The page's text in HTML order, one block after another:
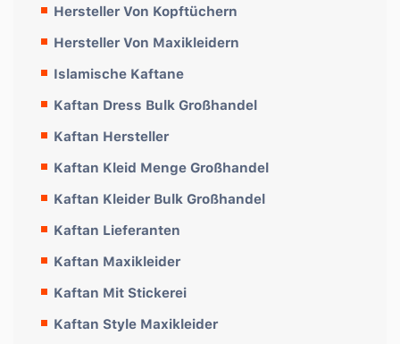
Hersteller Von Kopftüchern
Hersteller Von Maxikleidern
Islamische Kaftane
Kaftan Dress Bulk Großhandel
Kaftan Hersteller
Kaftan Kleid Menge Großhandel
Kaftan Kleider Bulk Großhandel
Kaftan Lieferanten
Kaftan Maxikleider
Kaftan Mit Stickerei
Kaftan Style Maxikleider